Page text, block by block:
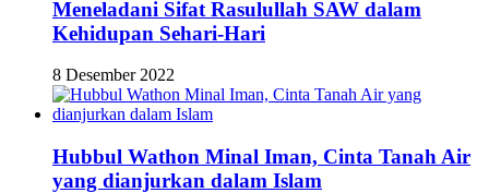
Meneladani Sifat Rasulullah SAW dalam
Kehidupan Sehari-Hari
8 Desember 2022
Hubbul Wathon Minal Iman, Cinta Tanah Air
yang dianjurkan dalam Islam